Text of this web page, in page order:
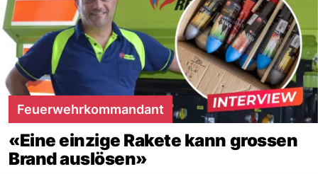
Feuerwehrkommandant
«Eine einzige Rakete kann grossen
Brand auslösen»